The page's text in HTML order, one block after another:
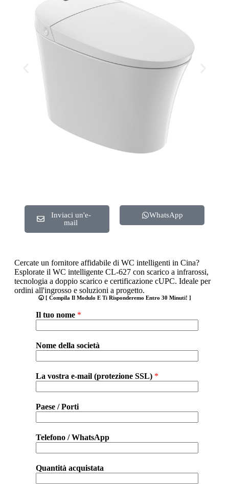
Inviaci un'e-
mail
WhatsApp
Cercate un fornitore affidabile di WC intelligenti in Cina?
Esplorate il WC intelligente CL-627 con scarico a infrarossi,
tecnologia a doppio scarico e certificazione cUPC. Ideale per
ordini all'ingrosso e soluzioni a progetto.
🕢 [ Compila Il Modulo E Ti Risponderemo Entro 30 Minuti! ]
Il tuo nome *
Nome della società
La vostra e-mail (protezione SSL) *
Paese / Porti
Telefono / WhatsApp
Quantità acquistata